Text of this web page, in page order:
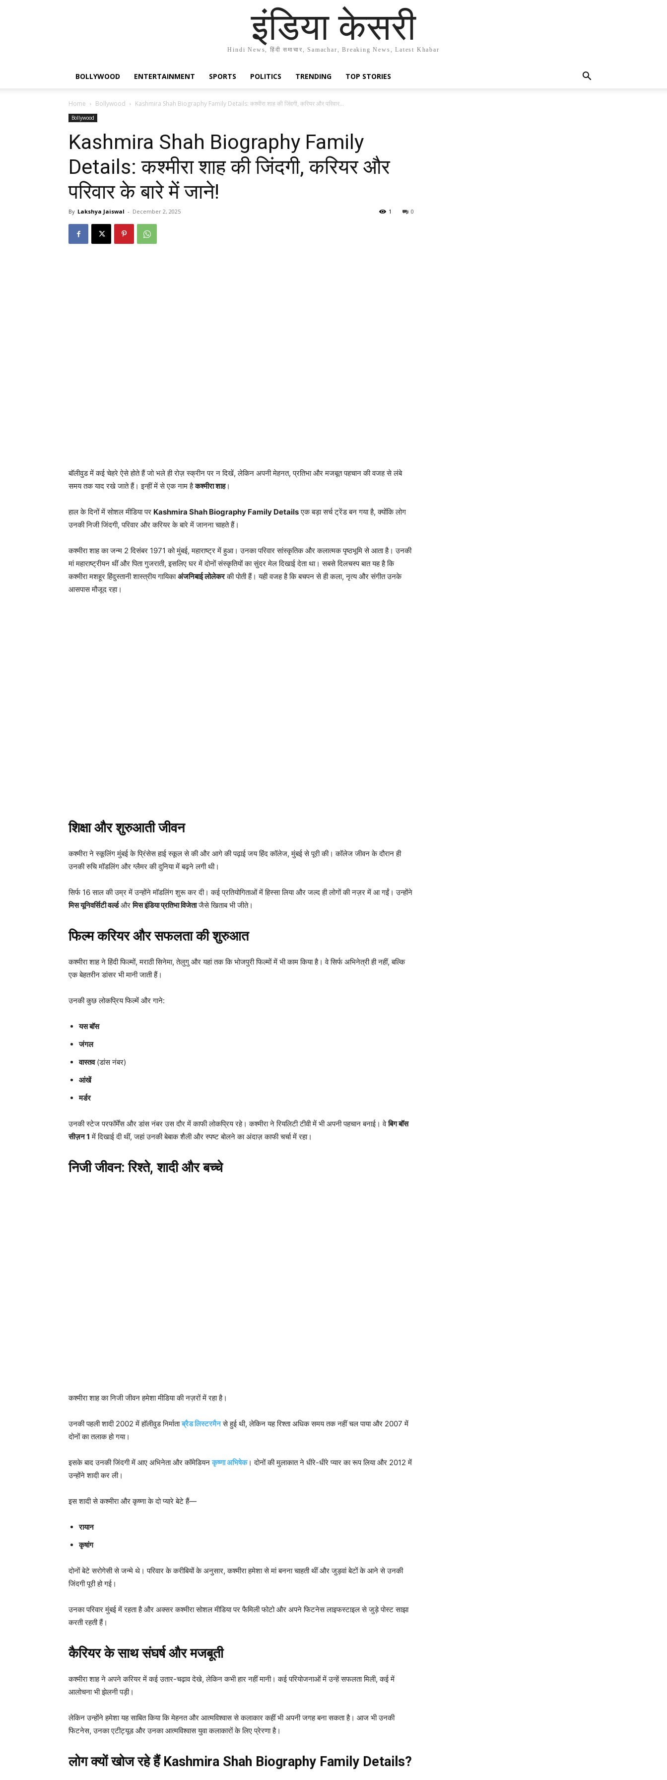
इंडिया केसरी
Hindi News, हिंदी समाचार, Samachar, Breaking News, Latest Khabar
BOLLYWOOD ENTERTAINMENT SPORTS POLITICS TRENDING TOP STORIES
Home Bollywood Kashmira Shah Biography Family Details: कश्मीरा शाह की जिंदगी, करियर और परिवार...
Bollywood
Kashmira Shah Biography Family
Details: कश्मीरा शाह की जिंदगी, करियर और
परिवार के बारे में जाने!
By Lakshya Jaiswal - December 2, 2025 0
1
बॉलीवुड में कई चेहरे ऐसे होते हैं जो भले ही रोज़ स्क्रीन पर न दिखें, लेकिन अपनी मेहनत, प्रतिभा और मजबूत पहचान की वजह से लंबे
समय तक याद रखे जाते हैं। इन्हीं में से एक नाम हैकश्मीरा शाह।
हाल के दिनों में सोशल मीडिया पर Kashmira Shah Biography Family Detailsएक बड़ा सर्च ट्रेंड बन गया है, क्योंकि लोग
उनकी निजी जिंदगी, परिवार और करियर के बारे में जानना चाहते हैं।
कश्मीरा शाह का जन्म 2 दिसंबर 1971 को मुंबई, महाराष्ट्र में हुआ। उनका परिवार सांस्कृतिक और कलात्मक पृष्ठभूमि से आता है। उनकी
मां महाराष्ट्रीयन थीं और पिता गुजराती, इसलिए घर में दोनों संस्कृतियों का सुंदर मेल दिखाई देता था। सबसे दिलचस्प बात यह है कि
कश्मीरा मशहूर हिंदुस्तानी शास्त्रीय गायिकाअंजनिबाई लोलेकरकी पोती हैं। यही वजह है कि बचपन से ही कला, नृत्य और संगीत उनके
आसपास मौजूद रहा।
शिक्षा और शुरुआती जीवन
कश्मीरा ने स्कूलिंग मुंबई के प्रिंसेस हाई स्कूल से की और आगे की पढ़ाई जय हिंद कॉलेज, मुंबई से पूरी की। कॉलेज जीवन के दौरान ही
उनकी रुचि मॉडलिंग और ग्लैमर की दुनिया में बढ़ने लगी थी।
सिर्फ 16 साल की उम्र में उन्होंने मॉडलिंग शुरू कर दी। कई प्रतियोगिताओं में हिस्सा लिया और जल्द ही लोगों की नज़र में आ गईं। उन्होंने
मिस यूनिवर्सिटी वर्ल्डऔरमिस इंडिया प्रतिभा विजेताजैसे खिताब भी जीते।
फिल्म करियर और सफलता की शुरुआत
कश्मीरा शाह ने हिंदी फिल्मों, मराठी सिनेमा, तेलुगु और यहां तक कि भोजपुरी फिल्मों में भी काम किया है। वे सिर्फ अभिनेत्री ही नहीं, बल्कि
एक बेहतरीन डांसर भी मानी जाती हैं।
उनकी कुछ लोकप्रिय फिल्में और गाने:
यस बॉस
जंगल
वास्तव(डांस नंबर)
आंखें
मर्डर
उनकी स्टेज परफॉर्मेंस और डांस नंबर उस दौर में काफी लोकप्रिय रहे। कश्मीरा ने रियलिटी टीवी में भी अपनी पहचान बनाई। वेबिग बॉस
सीज़न 1 में दिखाई दी थीं, जहां उनकी बेबाक शैली और स्पष्ट बोलने का अंदाज़ काफी चर्चा में रहा।
निजी जीवन: रिश्ते, शादी और बच्चे
कश्मीरा शाह का निजी जीवन हमेशा मीडिया की नज़रों में रहा है।
उनकी पहली शादी 2002 में हॉलीवुड निर्माता ब्रैड लिस्टरमैनसे हुई थी, लेकिन यह रिश्ता अधिक समय तक नहीं चल पाया और 2007 में
दोनों का तलाक हो गया।
इसके बाद उनकी जिंदगी में आए अभिनेता और कॉमेडियनकृष्णा अभिषेक। दोनों की मुलाकात ने धीरे-धीरे प्यार का रूप लिया और 2012 में
उन्होंने शादी कर ली।
इस शादी से कश्मीरा और कृष्णा के दो प्यारे बेटे हैं—
रायान
कृषांग
दोनों बेटे सरोगेसी से जन्मे थे। परिवार के करीबियों के अनुसार, कश्मीरा हमेशा से मां बनना चाहती थीं और जुड़वां बेटों के आने से उनकी
जिंदगी पूरी हो गई।
उनका परिवार मुंबई में रहता है और अक्सर कश्मीरा सोशल मीडिया पर फैमिली फोटो और अपने फिटनेस लाइफस्टाइल से जुड़े पोस्ट साझा
करती रहती हैं।
कैरियर के साथ संघर्ष और मजबूती
कश्मीरा शाह ने अपने करियर में कई उतार-चढ़ाव देखे, लेकिन कभी हार नहीं मानी। कई परियोजनाओं में उन्हें सफलता मिली, कई में
आलोचना भी झेलनी पड़ी।
लेकिन उन्होंने हमेशा यह साबित किया कि मेहनत और आत्मविश्वास से कलाकार कहीं भी अपनी जगह बना सकता है। आज भी उनकी
फिटनेस, उनका एटीट्यूड और उनका आत्मविश्वास युवा कलाकारों के लिए प्रेरणा है।
लोग क्यों खोज रहे हैं Kashmira Shah Biography Family Details?